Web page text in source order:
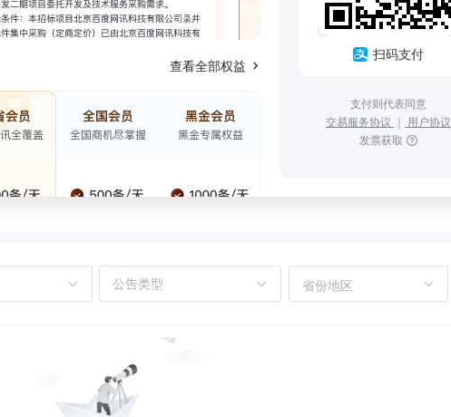
查看全部权益
扫码支付
支付则代表同意
交易服务协议 ｜ 用户协议
发票获取
省份地区